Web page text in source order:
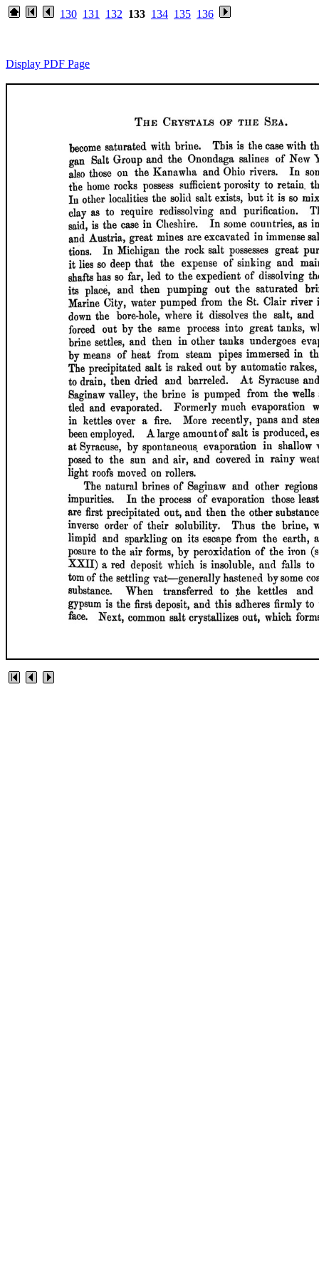
130 131 132 133 134 135 136
Display PDF Page